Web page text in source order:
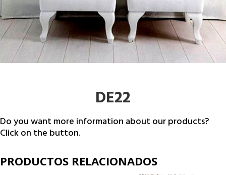
DE22
Do you want more information about our products?
Click on the button.
PRODUCTOS RELACIONADOS